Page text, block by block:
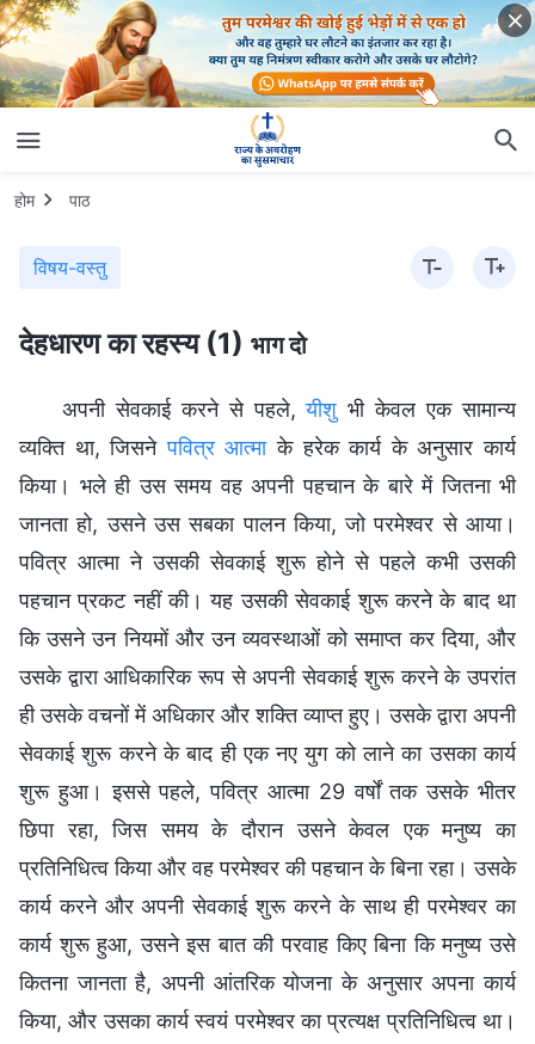
होम पाठ
विषय-वस्तु
देहधारण का रहस्य (1) भाग दो
अपनी सेवकाई करने से पहले,यीशु भी केवल एक सामान्य
व्यक्ति था, जिसनेपवित्र आत्माके हरेक कार्य के अनुसार कार्य
किया। भले ही उस समय वह अपनी पहचान के बारे में जितना भी
जानता हो, उसने उस सबका पालन किया, जो परमेश्वर से आया।
पवित्र आत्मा ने उसकी सेवकाई शुरू होने से पहले कभी उसकी
पहचान प्रकट नहीं की। यह उसकी सेवकाई शुरू करने के बाद था
कि उसने उन नियमों और उन व्यवस्थाओं को समाप्त कर दिया, और
उसके द्वारा आधिकारिक रूप से अपनी सेवकाई शुरू करने के उपरांत
ही उसके वचनों में अधिकार और शक्ति व्याप्त हुए। उसके द्वारा अपनी
सेवकाई शुरू करने के बाद ही एक नए युग को लाने का उसका कार्य
शुरू हुआ। इससे पहले, पवित्र आत्मा 29 वर्षों तक उसके भीतर
छिपा रहा, जिस समय के दौरान उसने केवल एक मनुष्य का
प्रतिनिधित्व किया और वह परमेश्वर की पहचान के बिना रहा। उसके
कार्य करने और अपनी सेवकाई शुरू करने के साथ ही परमेश्वर का
कार्य शुरू हुआ, उसने इस बात की परवाह किए बिना कि मनुष्य उसे
कितना जानता है, अपनी आंतरिक योजना के अनुसार अपना कार्य
किया, और उसका कार्य स्वयं परमेश्वर का प्रत्यक्ष प्रतिनिधित्व था।